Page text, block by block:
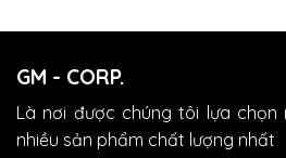
GM - CORP.
Là nơi được chúng tôi lựa
nhiều sản phẩm chất lượng nhất